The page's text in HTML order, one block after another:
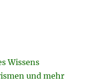
Wissens
und mehr